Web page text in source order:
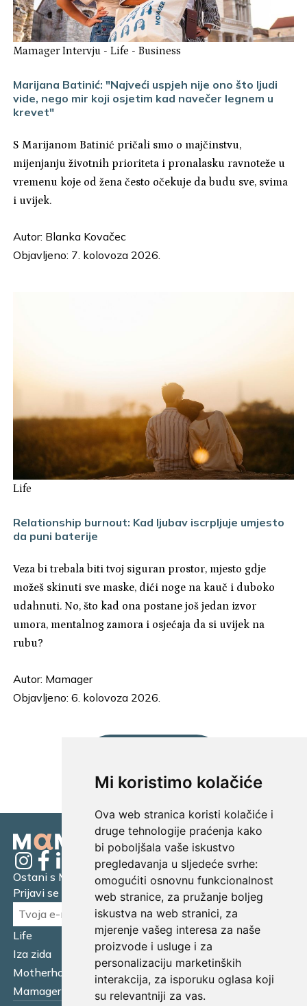
Mi koristimo kolačiće
Ova web stranica koristi kolačiće i
druge tehnologije praćenja kako
bi poboljšala vaše iskustvo
pregledavanja u sljedeće svrhe:
omogućiti osnovnu funkcionalnost
web stranice, za pružanje boljeg
iskustva na web stranici, za
mjerenje vašeg interesa za naše
proizvode i usluge i za
personalizaciju marketinških
interakcija, za isporuku oglasa koji
su relevantniji za vas.
Mamager Intervju -Life -Business
Marijana Batinić: "Najveći uspjeh nije ono što ljudi
vide, nego mir koji osjetim kad navečer legnem u
krevet"
S Marijanom Batinić pričali smo o majčinstvu,
mijenjanju životnih prioriteta i pronalasku ravnoteže u
vremenu koje od žena često očekuje da budu sve, svima
i uvijek.
Autor: Blanka Kovačec
Objavljeno: 7. kolovoza 2026.
Life
Relationship burnout: Kad ljubav iscrpljuje umjesto
da puni baterije
Veza bi trebala biti tvoj siguran prostor, mjesto gdje
možeš skinuti sve maske, dići noge na kauč i duboko
udahnuti. No, što kad ona postane još jedan izvor
umora, mentalnog zamora i osjećaja da si uvijek na
rubu?
Autor: Mamager
Objavljeno: 6. kolovoza 2026.
Life
Financijska pismenost
Iza zida
Business
Motherhood
Tatager
Mamager Intervju
Multitasking kitchen
Ostani s Mamagerom
Prijavi se na naš newsletter.